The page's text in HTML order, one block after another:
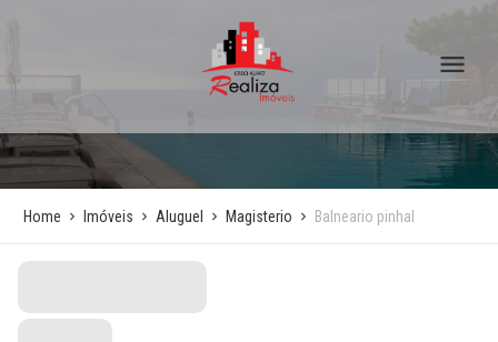
Home Imóveis Aluguel Magisterio Balneario pinhal